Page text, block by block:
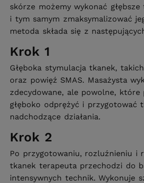
skórze możemy wykonać
i tym samym zmaksymalizować
metoda składa się z
Krok 1
Głęboka stymulacja tkanek,
oraz powięź SMAS. Masażysta
zdecydowane, ale powolne, które
głęboko odprężyć i przygotować
nadchodzące działania.
Krok 2
Po przygotowaniu, rozluźnieniu i
tkanek terapeuta przechodzi do
intensywnych technik. Wykonuje